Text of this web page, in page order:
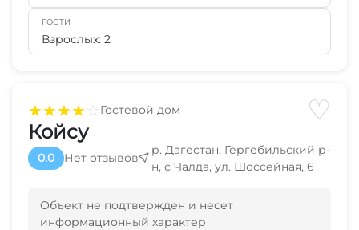
★★★★☆Гостевой дом ♡
Койсу
0.0 Нет отзывов
р. Дагестан, Гергебильский р-
н, с Чалда, ул. Шоссейная, 6
Объект не подтвержден и несет
информационный характер
ГОСТИ
Взрослых: 2